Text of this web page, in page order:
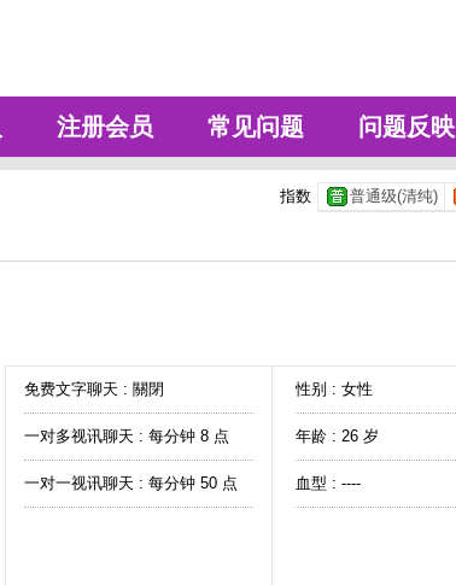
注册会员 常见问题 问题反映
指数 普通级(清纯)
免费文字聊天 : 關閉
一对多视讯聊天 : 每分钟 8 点
一对一视讯聊天 : 每分钟 50 点
性别 : 女性
年龄 : 26 岁
血型 : ----